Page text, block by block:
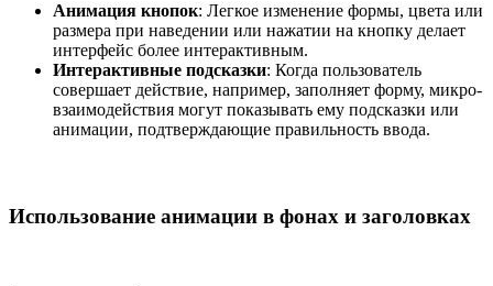
Анимация кнопок: Легкое изменение формы, цвета или
размера при наведении или нажатии на кнопку делает
интерфейс более интерактивным.
Интерактивные подсказки: Когда пользователь
совершает действие, например, заполняет форму, микро-
взаимодействия могут показывать ему подсказки или
анимации, подтверждающие правильность ввода.
Использование анимации в фонах и заголовках